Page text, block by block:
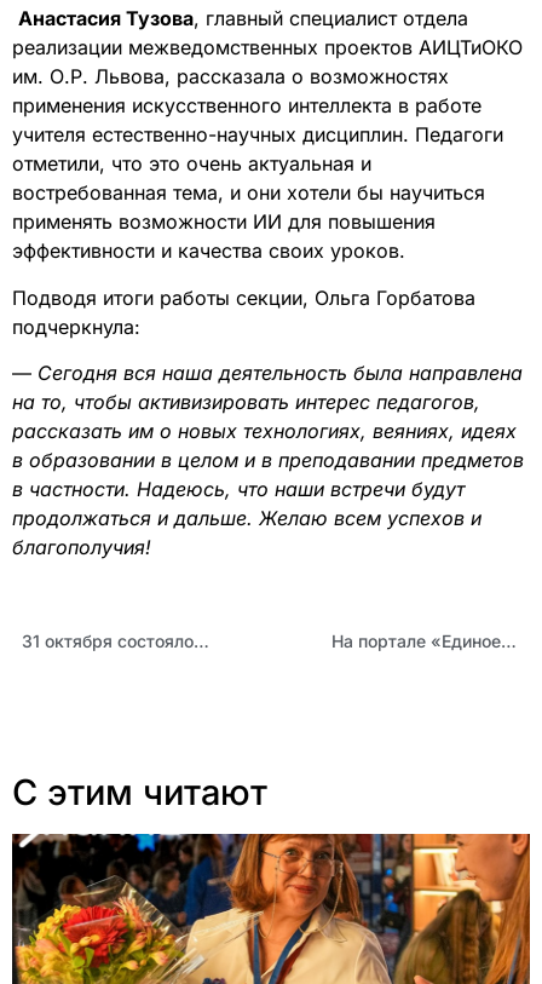
Анастасия Тузова, главный специалист отдела
реализации межведомственных проектов АИЦТиОКО
им. О.Р. Львова, рассказала о возможностях
применения искусственного интеллекта в работе
учителя естественно-научных дисциплин. Педагоги
отметили, что это очень актуальная и
востребованная тема, и они хотели бы научиться
применять возможности ИИ для повышения
эффективности и качества своих уроков.
Подводя итоги работы секции, Ольга Горбатова
подчеркнула:
— Сегодня вся наша деятельность была направлена
на то, чтобы активизировать интерес педагогов,
рассказать им о новых технологиях, веяниях, идеях
в образовании в целом и в преподавании предметов
в частности. Надеюсь, что наши встречи будут
продолжаться и дальше. Желаю всем успехов и
благополучия!
31 октября состоялось заседание секции отделения по математике краевого УМО На портале «Единое содержание общего образования» размещены новые методические материалы для учителей географии и физики
С этим читают